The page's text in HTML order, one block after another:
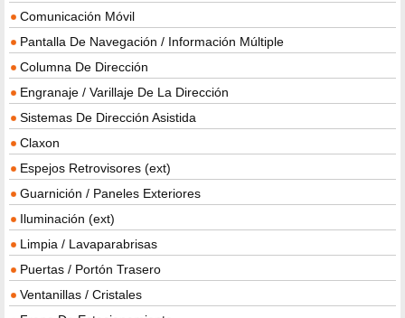
Comunicación Móvil
Pantalla De Navegación / Información Múltiple
Columna De Dirección
Engranaje / Varillaje De La Dirección
Sistemas De Dirección Asistida
Claxon
Espejos Retrovisores (ext)
Guarnición / Paneles Exteriores
Iluminación (ext)
Limpia / Lavaparabrisas
Puertas / Portón Trasero
Ventanillas / Cristales